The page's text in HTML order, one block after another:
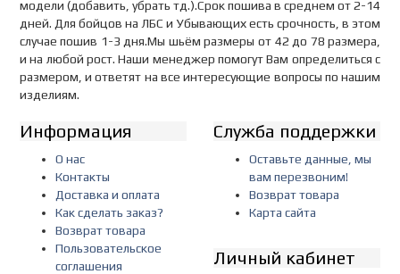
модели (добавить, убрать тд.).Срок пошива в среднем от 2-14
дней. Для бойцов на ЛБС и Убывающих есть срочность, в этом
случае пошив 1-3 дня.Мы шьём размеры от 42 до 78 размера,
и на любой рост. Наши менеджер помогут Вам определиться с
размером, и ответят на все интересующие вопросы по нашим
изделиям.
Информация
О нас
Контакты
Доставка и оплата
Как сделать заказ?
Возврат товара
Пользовательское
соглашения
Служба поддержки
Оставьте данные, мы
вам перезвоним!
Возврат товара
Карта сайта
Личный кабинет